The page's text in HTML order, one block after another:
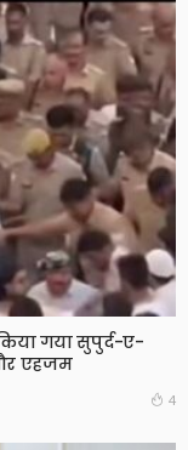
गया सुपुर्द-ए-
एहजम
4